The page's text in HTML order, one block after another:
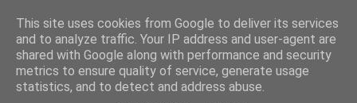
This site uses cookies from Google to deliver its services
and to analyze traffic. Your IP address and user-agent are
shared with Google along with performance and security
metrics to ensure quality of service, generate usage
statistics, and to detect and address abuse.